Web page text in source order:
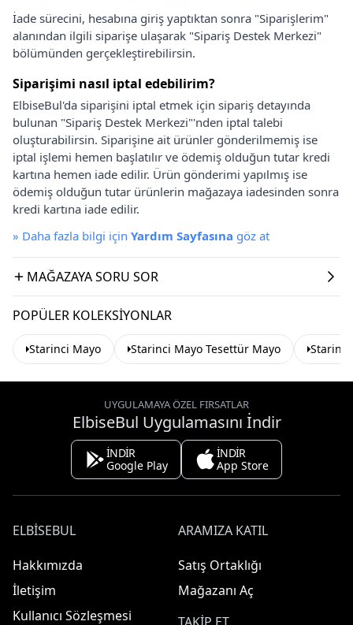
İade sürecini, hesabına giriş yaptıktan sonra "Siparişlerim"
alanından ilgili siparişe ulaşarak "Sipariş Destek Merkezi"
bölümünden gerçekleştirebilirsin.
Siparişimi nasıl iptal edebilirim?
ElbiseBul'da siparişini iptal etmek için sipariş detayında
bulunan "Sipariş Destek Merkezi"'nden iptal talebi
oluşturabilirsin. Siparişine ait ürünler gönderilmemiş ise
iptal işlemi hemen başlatılır ve ödemiş olduğun tutar kredi
kartına hemen iade edilir. Ürün gönderimi yapılmış ise
ödemiş olduğun tutar ürünlerin mağazaya iadesinden sonra
kredi kartına iade edilir.
» Daha fazla bilgi için Yardım Sayfasına göz at
MAĞAZAYA SORU SOR
POPÜLER KOLEKSIYONLAR
Starinci Mayo Starinci Mayo Tesettür Mayo Starinci
UYGULAMAYA ÖZEL FIRSATLAR
ElbiseBul Uygulamasını İndir
İNDİR
Google Play
İNDİR
App Store
ELBISEBUL
Hakkımızda
İletişim
Kullanıcı Sözleşmesi
ARAMIZA KATIL
Satış Ortaklığı
Mağazanı Aç